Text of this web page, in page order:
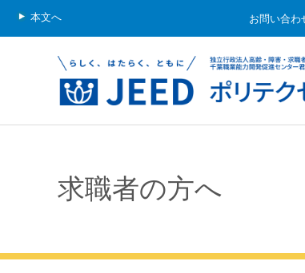
本文へ お問い合わ
求職者の方へ